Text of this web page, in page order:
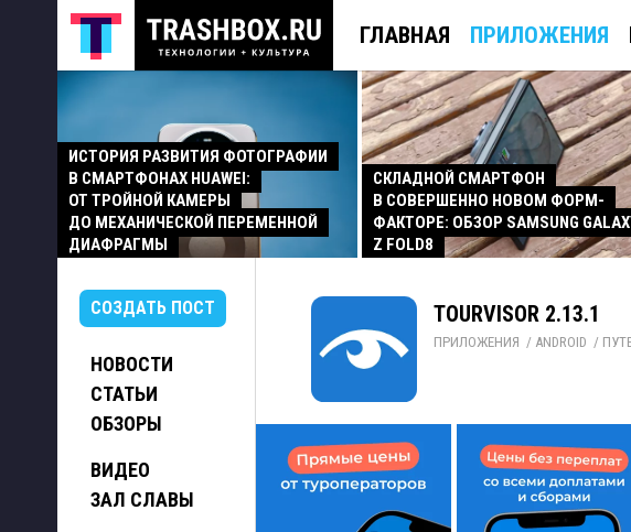
ГЛАВНАЯ ПРИЛОЖЕНИЯ
ИСТОРИЯ РАЗВИТИЯ ФОТОГРАФИИ
В СМАРТФОНАХ HUAWEI:
ОТ ТРОЙНОЙ КАМЕРЫ
ДО МЕХАНИЧЕСКОЙ ПЕРЕМЕННОЙ
ДИАФРАГМЫ
СКЛАДНОЙ СМАРТФОН
В СОВЕРШЕННО НОВОМ ФОРМ-
ФАКТОРЕ: ОБЗОР SAMSUNG
Z FOLD8
СОЗДАТЬ ПОСТ
НОВОСТИ
СТАТЬИ
ОБЗОРЫ
ВИДЕО
ЗАЛ СЛАВЫ
TOURVISOR 2.13.1
ПРИЛОЖЕНИЯ / ANDROID /